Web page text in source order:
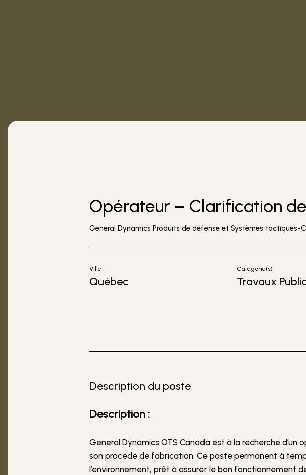
Opérateur – Clarification
General Dynamics Produits de défense et Systèmes tactiques-
Ville
Québec
Catégorie(s)
Travaux
Description du poste
Description :
General Dynamics OTS Canada est à la recherche
son procédé de fabrication. Ce poste permanent à
l’environnement, prêt à assurer le bon fonctionnement